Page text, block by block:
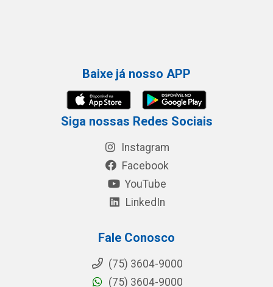
Baixe já nosso APP
Siga nossas Redes Sociais
Instagram
Facebook
YouTube
LinkedIn
Fale Conosco
(75) 3604-9000
(75) 3604-9000